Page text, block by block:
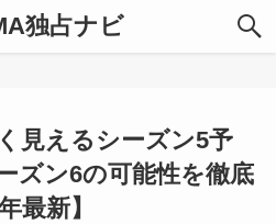
独占ナビ
見えるシーズン5予
ズン6の可能性を徹底
最新】